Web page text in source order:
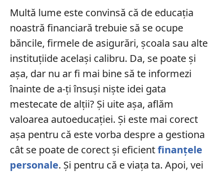
Multă lume este convinsă că de educația
noastră financiară trebuie să se ocupe
băncile, firmele de asigurări, școala sau alte
instituțiide același calibru. Da, se poate și
așa, dar nu ar fi mai bine să te informezi
înainte de a-ți însuși niște idei gata
mestecate de alții? Și uite așa, aflăm
valoarea autoeducației. Și este mai corect
așa pentru că este vorba despre a gestiona
cât se poate de corect și eficientfinanțele
personale. Și pentru că e viața ta. Apoi, vei